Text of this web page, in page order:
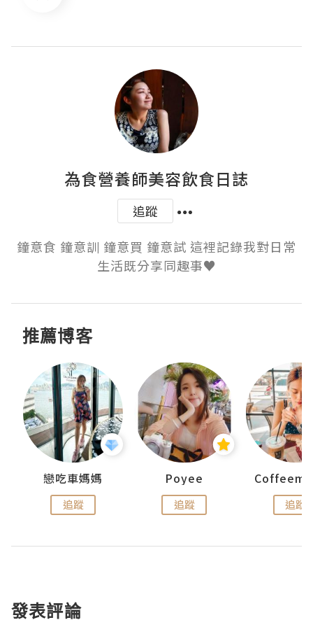
為食營養師美容飲食日誌
追蹤
鐘意食 鐘意訓 鐘意買 鐘意試 這裡記錄我對日常
生活既分享同趣事♥
推薦博客
戀吃車媽媽
追蹤
Poyee
追蹤 追蹤
發表評論